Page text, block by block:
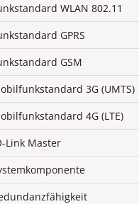
WLAN 802.11
GPRS
GSM
3G (UMTS)
4G (LTE)
Link Master